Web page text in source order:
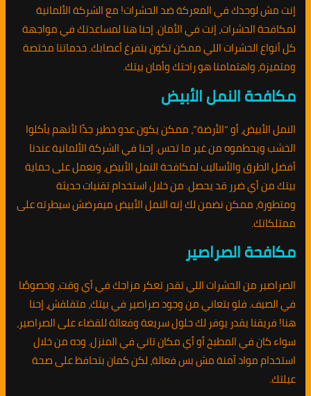
إنت مش لوحدك في المعركة ضد الحشرات! مع الشركة الألمانية
لمكافحة الحشرات، إنت في الأمان. إحنا هنا لمساعدتك في مواجهة
كل أنواع الحشرات اللي ممكن تكون بتفرغ أعصابك. خدماتنا مختصة
ومتميزة، واهتمامنا هو راحتك وأمان بيتك.
مكافحة النمل الأبيض
النمل الأبيض، أو “الأرضة”، ممكن يكون عدو خطير جدًا لأنهم يأكلوا
الخشب ويحطموه من غير ما تحس. إحنا في الشركة الألمانية عندنا
أفضل الطرق والأساليب لمكافحة النمل الأبيض، ونعمل على حماية
بيتك من أي ضرر قد يحصل. من خلال استخدام تقنيات حديثة
ومتطورة، ممكن نضمن لك إنه النمل الأبيض ميفرضش سيطرته على
ممتلكاتك.
مكافحة الصراصير
الصراصير من الحشرات اللي تقدر تعكر مزاجك في أي وقت، وخصوصًا
في الصيف. فلو بتعاني من وجود صراصير في بيتك، متقلقش، إحنا
هنا! فريقنا يقدر يوفر لك حلول سريعة وفعالة للقضاء على الصراصير،
سواء كان في المطبخ أو أي مكان تاني في المنزل. وده من خلال
استخدام مواد آمنة مش بس فعالة، لكن كمان بتحافظ على صحة
عيلتك.